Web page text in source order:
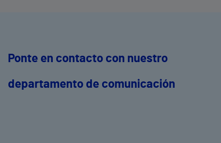
Ponte en contacto con nuestro
departamento de comunicación